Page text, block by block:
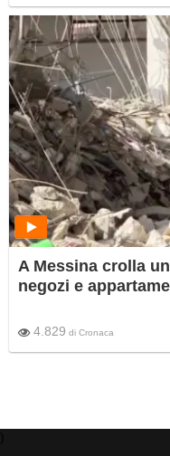
A Messina crolla
negozi e
4.829 di Cronaca